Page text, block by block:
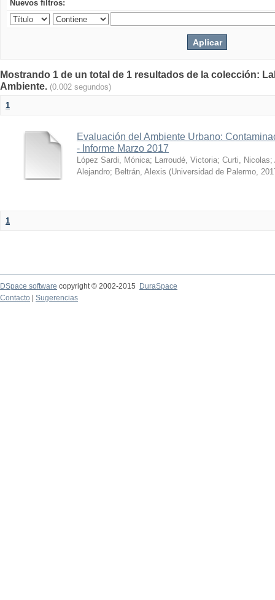
Nuevos filtros:
Mostrando 1 de un total de 1 resultados de la colección:
Ambiente. (0.002 segundos)
1
Evaluación del Ambiente Urbano:
- Informe Marzo 2017
López Sardi, Mónica; Larroudé, Victoria; Curti, Nicolas;
Alejandro; Beltrán, Alexis (Universidad de Palermo,
1
DSpace software copyright © 2002-2015
DuraSpace
Contacto
Sugerencias